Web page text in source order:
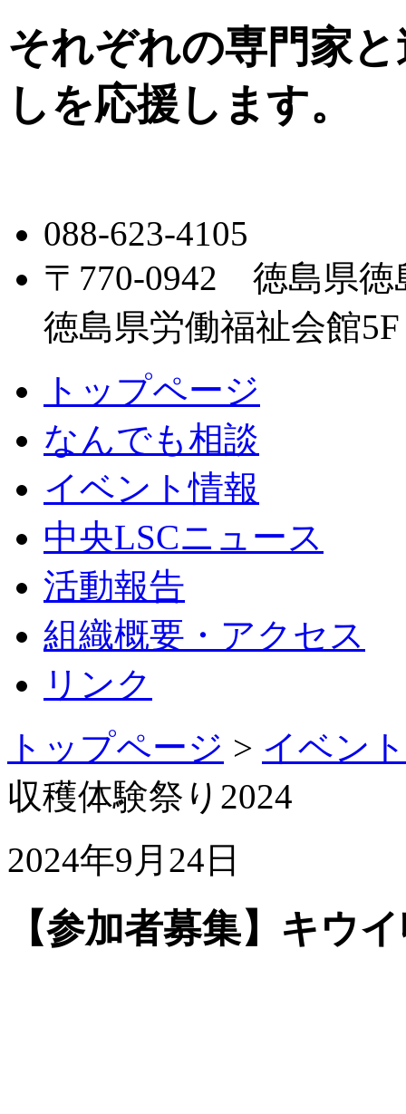
それぞれの専門家
しを応援します。
088-623-4105
〒770-0942 徳島県徳
徳島県労働福祉会館5F
トップページ
なんでも相談
イベント情報
中央LSCニュース
活動報告
組織概要・アクセス
リンク
トップページ > イベン
収穫体験祭り2024
2024年9月24日
【参加者募集】キウ